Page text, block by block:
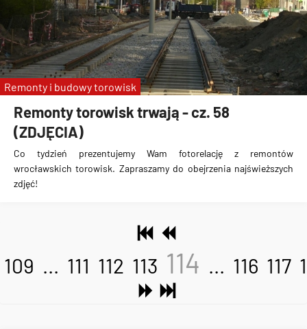
Remonty torowisk trwają - cz. 58
(ZDJĘCIA)
Co tydzień prezentujemy Wam fotorelację z remontów
wrocławskich torowisk. Zapraszamy do obejrzenia najświeższych
zdjęć!
Remonty i budowy torowisk
109 ... 111 112 113 114 ... 116 117